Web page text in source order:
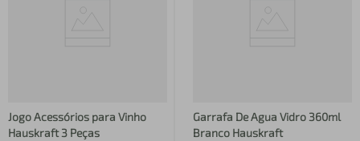
Jogo Acessórios para Vinho
Hauskraft 3 Peças
Garrafa De Agua Vidro 360ml
Branco Hauskraft